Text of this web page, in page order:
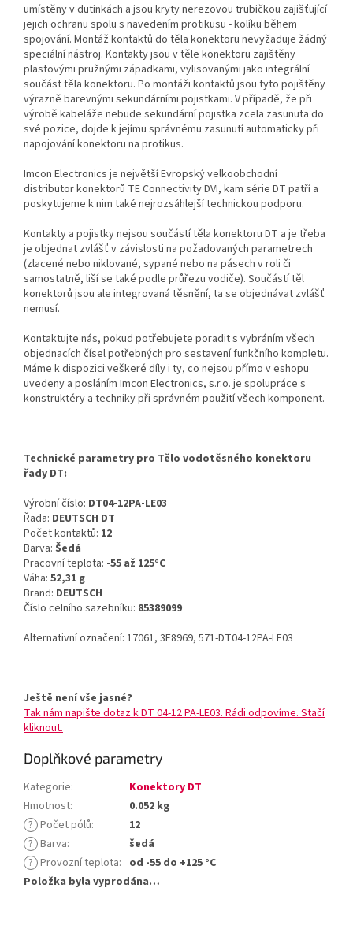
umístěny v dutinkách a jsou kryty nerezovou trubičkou zajišťující
jejich ochranu spolu s navedením protikusu - kolíku během
spojování. Montáž kontaktů do těla konektoru nevyžaduje žádný
speciální nástroj. Kontakty jsou v těle konektoru zajištěny
plastovými pružnými západkami, vylisovanými jako integrální
součást těla konektoru. Po montáži kontaktů jsou tyto pojištěny
výrazně barevnými sekundárními pojistkami. V případě, že při
výrobě kabeláže nebude sekundární pojistka zcela zasunuta do
své pozice, dojde k jejímu správnému zasunutí automaticky při
napojování konektoru na protikus.
Imcon Electronics je největší Evropský velkoobchodní
distributor konektorů TE Connectivity DVI, kam série DT patří a
poskytujeme k nim také nejrozsáhlejší technickou podporu.
Kontakty a pojistky nejsou součástí těla konektoru DT a je třeba
je objednat zvlášť v závislosti na požadovaných parametrech
(zlacené nebo niklované, sypané nebo na pásech v roli či
samostatně, liší se také podle průřezu vodiče). Součástí těl
konektorů jsou ale integrovaná těsnění, ta se objednávat zvlášť
nemusí.
Kontaktujte nás, pokud potřebujete poradit s vybráním všech
objednacích čísel potřebných pro sestavení funkčního kompletu.
Máme k dispozici veškeré díly i ty, co nejsou přímo v eshopu
uvedeny a posláním Imcon Electronics, s.r.o. je spolupráce s
konstruktéry a techniky při správném použití všech komponent.
Technické parametry pro Tělo vodotěsného konektoru
řady DT:
Výrobní číslo: DT04-12PA-LE03
Řada: DEUTSCH DT
Počet kontaktů: 12
Barva: Šedá
Pracovní teplota: -55 až 125°C
Váha: 52,31 g
Brand: DEUTSCH
Číslo celního sazebníku: 85389099
Alternativní označení: 17061, 3E8969, 571-DT04-12PA-LE03
Ještě není vše jasné?
Tak nám napište dotaz k DT 04-12 PA-LE03. Rádi odpovíme. Stačí
kliknout.
Doplňkové parametry
Kategorie:
Konektory DT
Hmotnost:
0.052 kg
? Počet pólů:
12
? Barva:
šedá
? Provozní teplota: od -55 do +125 °C
Položka byla vyprodána…